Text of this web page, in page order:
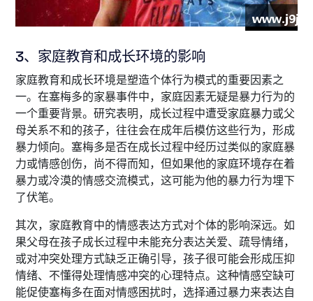
3、家庭教育和成长环境的影响
家庭教育和成长环境是塑造个体行为模式的重要因素之
一。在塞梅多的家暴事件中，家庭因素无疑是暴力行为的
一个重要背景。研究表明，成长过程中遭受家庭暴力或父
母关系不和的孩子，往往会在成年后模仿这些行为，形成
暴力倾向。塞梅多是否在成长过程中经历过类似的家庭暴
力或情感创伤，尚不得而知，但如果他的家庭环境存在着
暴力或冷漠的情感交流模式，这可能为他的暴力行为埋下
了伏笔。
其次，家庭教育中的情感表达方式对个体的影响深远。如
果父母在孩子成长过程中未能充分表达关爱、疏导情绪，
或对冲突处理方式缺乏正确引导，孩子很可能会形成压抑
情绪、不懂得处理情感冲突的心理特点。这种情感空缺可
能促使塞梅多在面对情感困扰时，选择通过暴力来表达自